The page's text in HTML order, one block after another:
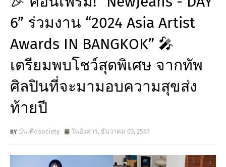
6” ร่วมงาน “2024 Asia Artist
Awards IN BANGKOK” 🎤
เตรียมพบโชว์สุดพิเศษ จากทัพ
ศิลปินที่จะมามอบความสุขส่ง
ท้ายปี
บันเทิง society วันอังคาร, ธันวาคม 03, 2567